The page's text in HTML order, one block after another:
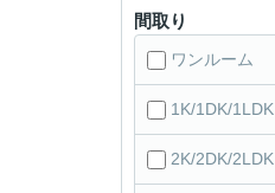
間取り
ワンルーム
1K/1DK/1LDK
2K/2DK/2LDK